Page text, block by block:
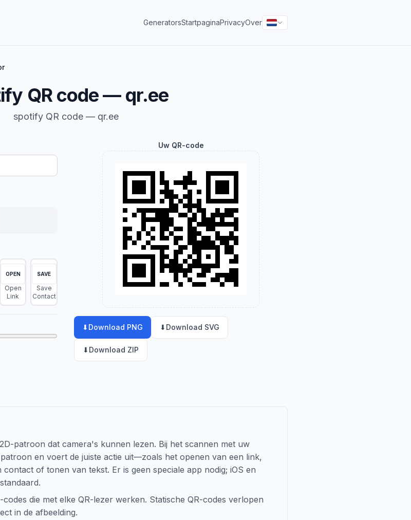
GeneratorsStartpaginaPrivacyOver
QR code — qr.ee
spotify QR code — qr.ee
OPEN
Open
Link
SAVE
Save
Contact
Uw QR-code
⬇ Download PNG ⬇ Download SVG
⬇ Download ZIP
patroon dat camera's kunnen lezen. Bij het scannen met uw
en voert de juiste actie uit—zoals het openen van een link,
of tonen van tekst. Er is geen speciale app nodig; iOS en
die met elke QR-lezer werken. Statische QR-codes verlopen
in de afbeelding.